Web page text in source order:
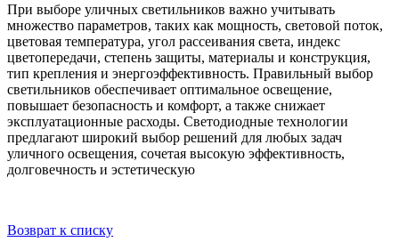
При выборе уличных светильников важно учитывать
множество параметров, таких как мощность, световой поток,
цветовая температура, угол рассеивания света, индекс
цветопередачи, степень защиты, материалы и конструкция,
тип крепления и энергоэффективность. Правильный выбор
светильников обеспечивает оптимальное освещение,
повышает безопасность и комфорт, а также снижает
эксплуатационные расходы. Светодиодные технологии
предлагают широкий выбор решений для любых задач
уличного освещения, сочетая высокую эффективность,
долговечность и эстетическую
Возврат к списку